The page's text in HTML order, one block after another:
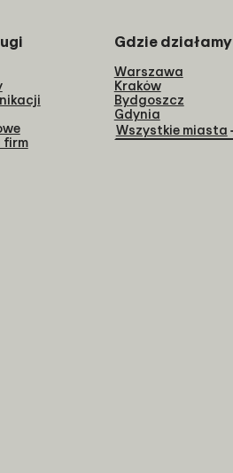
firm
Gdzie działamy
Warszawa
Kraków
Bydgoszcz
Gdynia
Wszystkie miasta